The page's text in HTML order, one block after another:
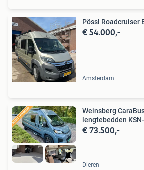
Pössl Roadcruiser
€ 54.000,-
Amsterdam
Weinsberg
lengtebedden
€ 73.500,-
Dieren